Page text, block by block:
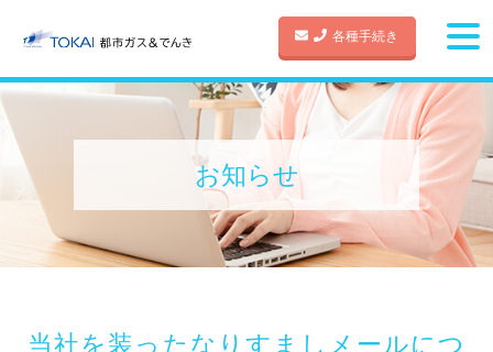
各種手続き
お知らせ
当社を装ったなりすましメールにつ